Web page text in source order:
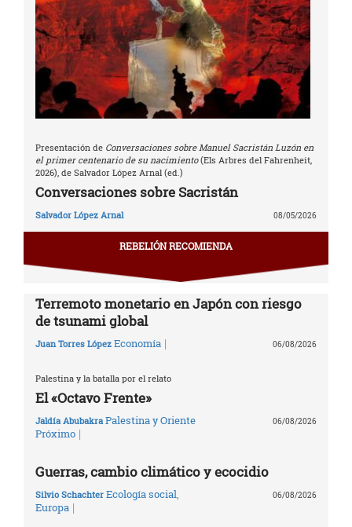
Presentación de Conversaciones sobre Manuel Sacristán Luzón en
el primer centenario de su nacimiento(Els Arbres del Fahrenheit,
2026), de Salvador López Arnal (ed.)
Conversaciones sobre Sacristán
Salvador López Arnal 08/05/2026
REBELIÓN RECOMIENDA
Terremoto monetario en Japón con riesgo
de tsunami global
Juan Torres López Economía | 06/08/2026
Palestina y la batalla por el relato
El «Octavo Frente»
Jaldía Abubakra Palestina y Oriente
Próximo |
06/08/2026
Guerras, cambio climático y ecocidio
Silvio Schachter Ecología social,
Europa |
06/08/2026